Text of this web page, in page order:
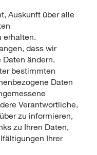
Auskunft über alle
erhalten.
dass wir
ändern.
bestimmten
Daten
Verantwortliche,
zu informieren,
zu Ihren Daten,
Ihrer